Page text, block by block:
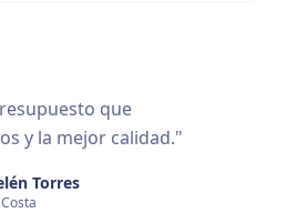
que
y la mejor calidad."
Torres